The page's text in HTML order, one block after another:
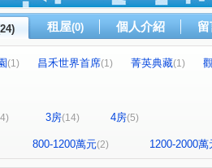
租屋(0) 個人介紹
(1) 昌禾世界首席(1) 菁英典藏(1)
界島 春福春樹 (1) 合新璞遇
龍山東路(1) 金山二十三街 (1)
強六街(1) 寶山路二段(1) 長春路三段
3房(14) 4房(5)
800-1200萬元(2) 1200-2000萬